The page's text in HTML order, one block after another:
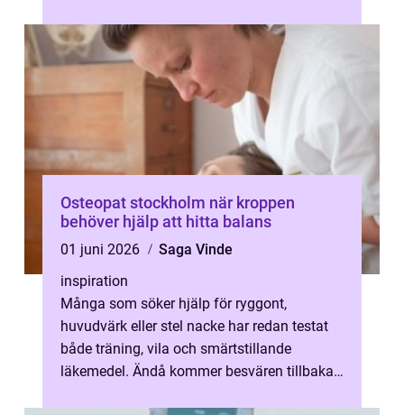
Osteopat stockholm när kroppen
behöver hjälp att hitta balans
01 juni 2026
Saga Vinde
inspiration
Många som söker hjälp för ryggont,
huvudvärk eller stel nacke har redan testat
både träning, vila och smärtstillande
läkemedel. Ändå kommer besvären tillbaka.